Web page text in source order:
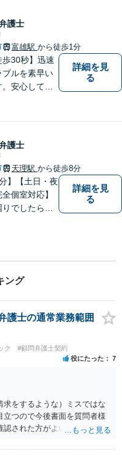
護士
富雄駅 から徒歩1分
歩30秒】迅速
ブルを素早い
安心して話
故・借金・
任せくださ
詳細を見
る
護士
天理駅 から徒歩8分
】【土日・夜
個室対応】
でしたらお
めのご相談
への第一歩
詳細を見
る
ング
護士の通常業務範囲
ク #顧問弁護士契約
役にたった 7
をするような）ミスではな
つので今後書面を質問者様
された方がよいと思われま
るものと存じます。 通常は、